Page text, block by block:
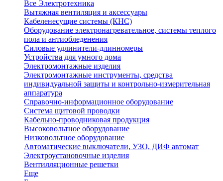
Все Электротехника
Вытяжная вентиляция и аксессуары
Кабеленесущие системы (КНС)
Оборудование электронагревательное, системы теплого
пола и антиобледенения
Силовые удлинители-длинномеры
Устройства для умного дома
Электромонтажные изделия
Электромонтажные инструменты, средства
индивидуальной защиты и контрольно-измерительная
аппаратура
Справочно-информационное оборудование
Система щитовой проводки
Кабельно-проводниковая продукция
Высоковольтное оборудование
Низковольтное оборудование
Автоматические выключатели, УЗО, ДИФ автомат
Электроустановочные изделия
Вентилляционные решетки
Еще